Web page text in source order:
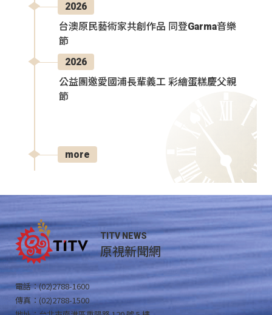
2026
台澳原民藝術家共創作品 同登Garma音樂
節
2026
公益團邀愛國浦長輩義工 彩繪蛋糕慶父親
節
more
TITV NEWS
原視新聞網
電話：(02)2788-1600
傳真：(02)2788-1500